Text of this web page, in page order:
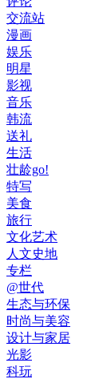
交流站
漫画
娱乐
明星
影视
音乐
韩流
送礼
生活
壮龄go!
特写
美食
旅行
文化艺术
人文史地
专栏
@世代
生态与环保
时尚与美容
设计与家居
光影
科玩